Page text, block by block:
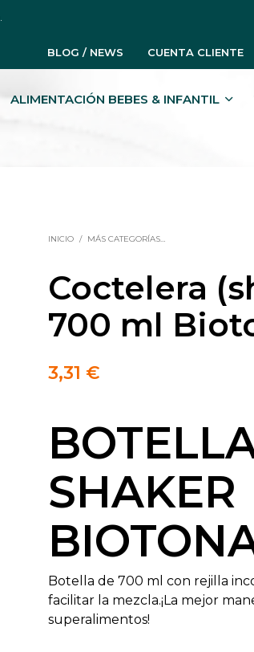
BLOG / NEWS CUENTA CLIENTE
ALIMENTACIÓN BEBES & INFANTIL
INICIO / MÁS CATEGORÍAS…
Coctelera
700 ml
3,31 €
SHAKER
Botella de 700 ml con rejilla
facilitar la mezcla.¡La mejor
superalimentos!